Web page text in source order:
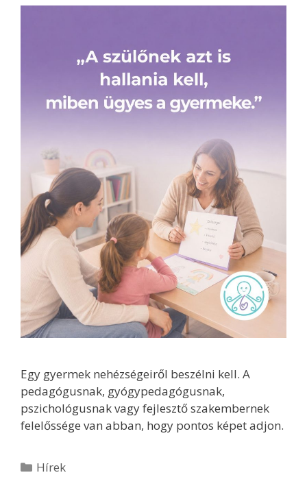
Egy gyermek nehézségeiről beszélni kell. A
pedagógusnak, gyógypedagógusnak,
pszichológusnak vagy fejlesztő szakembernek
felelőssége van abban, hogy pontos képet adjon.
Hírek